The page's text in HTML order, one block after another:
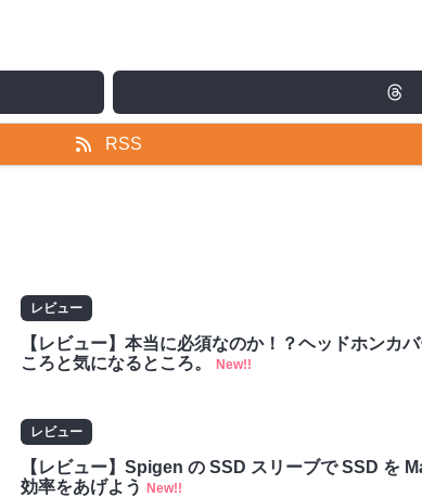
RSS
レビュー
【レビュー】本当に必須なのか！？ヘッドホンカ
ころと気になるところ。
New!!
レビュー
【レビュー】Spigen の SSD スリーブで SSD を
効率をあげよう
New!!